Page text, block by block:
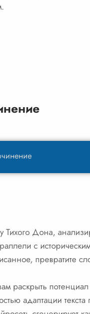
Тихого Дона,
с
превратите
раскрыть
адаптации